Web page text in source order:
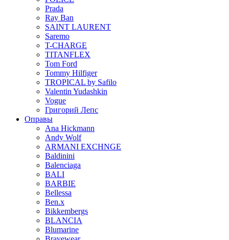
Prada
Ray Ban
SAINT LAURENT
Saremo
T-CHARGE
TITANFLEX
Tom Ford
Tommy Hilfiger
TROPICAL by Safilo
Valentin Yudashkin
Vogue
Григорий Лепс
Оправы
Ana Hickmann
Andy Wolf
ARMANI EXCHNGE
Baldinini
Balenciaga
BALI
BARBIE
Bellessa
Ben.x
Bikkembergs
BLANCIA
Blumarine